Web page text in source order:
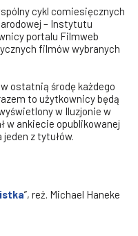
cykl comiesięcznych
– Instytutu
portalu Filmweb
filmów wybranych
ostatnią środę każdego
to użytkownicy będą
w Iluzjonie w
w ankiecie opublikowanej
z tytułów.
”, reż. Michael Haneke